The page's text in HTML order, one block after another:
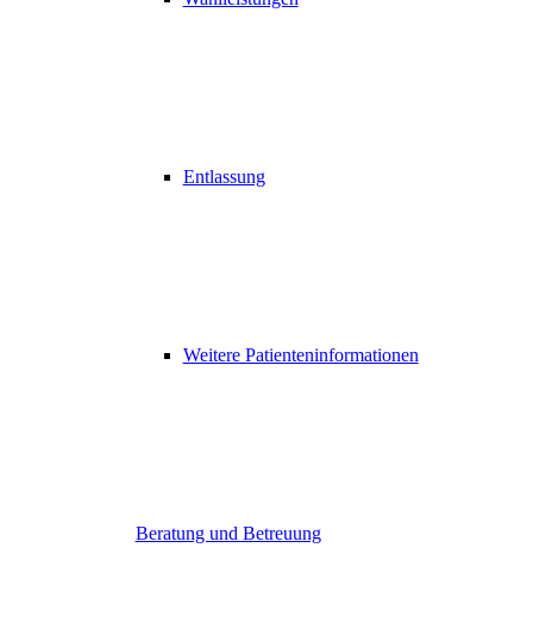
Entlassung
Weitere Patienteninformationen
Beratung und Betreuung